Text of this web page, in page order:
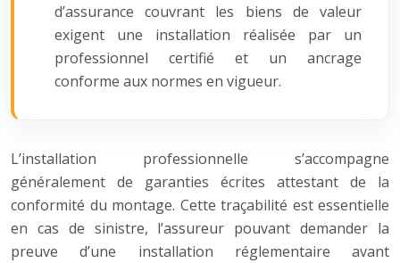
d’assurance couvrant les biens de valeur
exigent une installation réalisée par un
professionnel certifié et un ancrage
conforme aux normes en vigueur.
L’installation professionnelle s’accompagne
généralement de garanties écrites attestant de la
conformité du montage. Cette traçabilité est essentielle
en cas de sinistre, l’assureur pouvant demander la
preuve d’une installation réglementaire avant